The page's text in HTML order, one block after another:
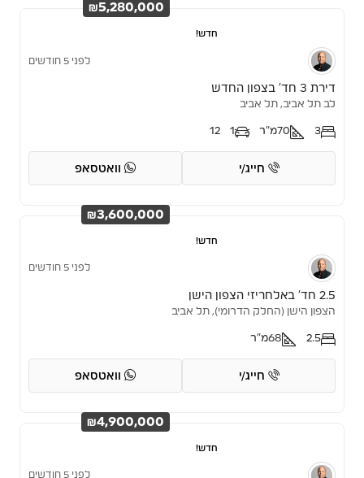
חדש!
₪5,280,000
לפני 5 חודשים
דירת 3 חד’ בצפון החדש
לב תל אביב, תל אביב
3
70מ"ר 1
12
חייג/י וואטסאפ
חדש!
₪3,600,000
לפני 5 חודשים
2.5 חד’ באלחריזי הצפון הישן
הצפון הישן (החלק הדרומי), תל אביב
2.5
68מ"ר
חייג/י וואטסאפ
חדש!
₪4,900,000
לפני 5 חודשים